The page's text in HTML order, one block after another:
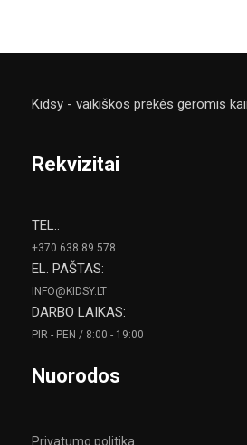
Kidsy - vaikiškos prekės geromis
Rekvizitai
TEL.:
+370 638 89 578
EL. PAŠTAS:
INFO@KIDSY.LT
DARBO LAIKAS:
PIR - PEN / 8:00 - 19:00
Nuorodos
Privatumo politika